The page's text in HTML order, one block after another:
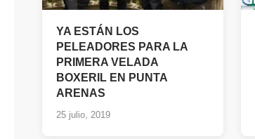
YA ESTÁN LOS
PELEADORES PARA LA
PRIMERA VELADA
BOXERIL EN PUNTA
ARENAS
25 julio, 2019